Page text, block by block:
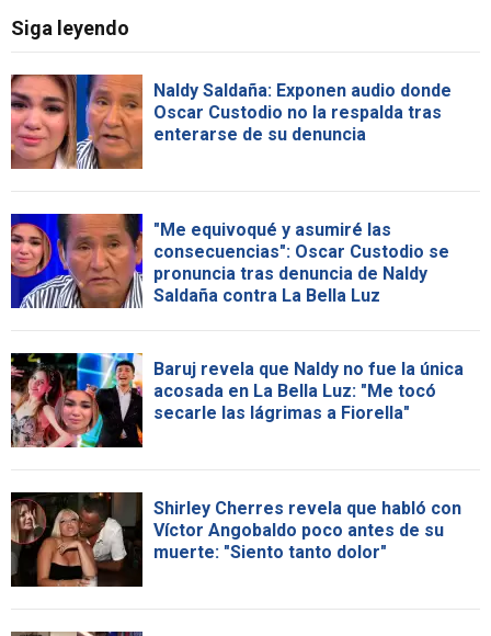
Siga leyendo
Naldy Saldaña: Exponen audio donde
Oscar Custodio no la respalda tras
enterarse de su denuncia
"Me equivoqué y asumiré las
consecuencias": Oscar Custodio se
pronuncia tras denuncia de Naldy
Saldaña contra La Bella Luz
Baruj revela que Naldy no fue la única
acosada en La Bella Luz: "Me tocó
secarle las lágrimas a Fiorella"
Shirley Cherres revela que habló con
Víctor Angobaldo poco antes de su
muerte: "Siento tanto dolor"